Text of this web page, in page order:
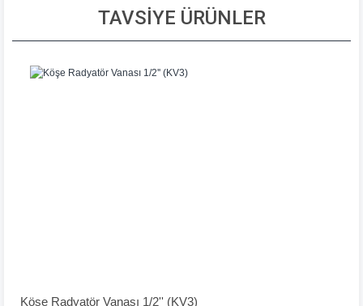
TAVSİYE ÜRÜNLER
Köşe Radyatör Vanası 1/2'' (KV3)